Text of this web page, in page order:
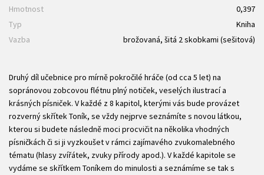
Hmotnost
0,397
Typ
Kniha
Vazba
brožovaná, šitá 2 skobkami (sešitová)
Druhý díl učebnice pro mírně pokročilé hráče (od cca 5 let) na
sopránovou zobcovou flétnu plný notiček, veselých ilustrací a
krásných písniček. V každé z 8 kapitol, kterými vás bude provázet
rozverný skřítek Toník, se vždy nejprve seznámíte s novou látkou,
kterou si budete následně moci procvičit na několika vhodných
písničkách či si ji vyzkoušet v rámci zajímavého zvukomalebného
tématu (hlasy zvířátek, zvuky přírody apod.). V každé kapitole se
vydáme se skřítkem Toníkem do minulosti a seznámíme se tak s